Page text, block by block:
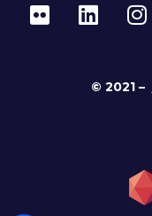
© 2021 –